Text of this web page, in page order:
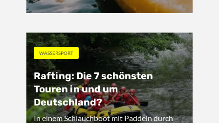
WASSERSPORT
Rafting: Die 7 schönsten
Touren in und um
Deutschland?
In einem Schlauchboot mit Paddeln durch